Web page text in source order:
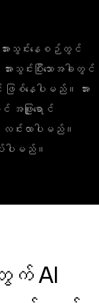
ားသွင်းနေစဉ်တွင်
င်းပြီးသောအခါတွင်
ြစ်နေပါမည်။ အား
အဖြူရောင်
းလာပါမည်။
ပါမည်။
တွက် AI